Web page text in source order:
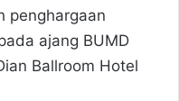
penghargaan
ajang BUMD
Ballroom Hotel